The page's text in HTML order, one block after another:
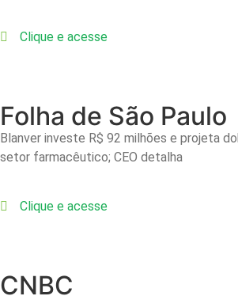
Clique e acesse
Folha de São Paulo
Blanver investe R$ 92 milhões e projeta
setor farmacêutico; CEO detalha
Clique e acesse
CNBC